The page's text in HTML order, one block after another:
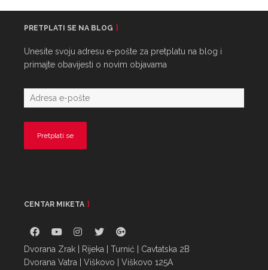
PRETPLATI SE NA BLOG
Unesite svoju adresu e-pošte za pretplatu na blog i
primajte obavijesti o novim objavama
CENTAR MIKETA
Dvorana Zrak | Rijeka | Turnić | Cavtatska 2B
Dvorana Vatra | Viškovo | Viškovo 125A